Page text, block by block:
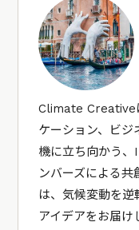
Climate Creative
ケーション、ビジ
機に立ち向かう、
ンバーズによる共
は、気候変動を
アイデアをお届け